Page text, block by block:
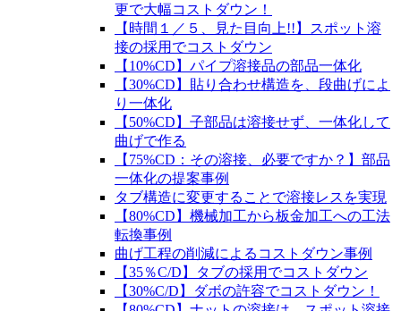
更で大幅コストダウン！
【時間１／５、見た目向上!!】スポット溶
接の採用でコストダウン
【10%CD】パイプ溶接品の部品一体化
【30%CD】貼り合わせ構造を、段曲げによ
り一体化
【50%CD】子部品は溶接せず、一体化して
曲げで作る
【75%CD：その溶接、必要ですか？】部品
一体化の提案事例
タブ構造に変更することで溶接レスを実現
【80%CD】機械加工から板金加工への工法
転換事例
曲げ工程の削減によるコストダウン事例
【35％C/D】タブの採用でコストダウン
【30%C/D】ダボの許容でコストダウン！